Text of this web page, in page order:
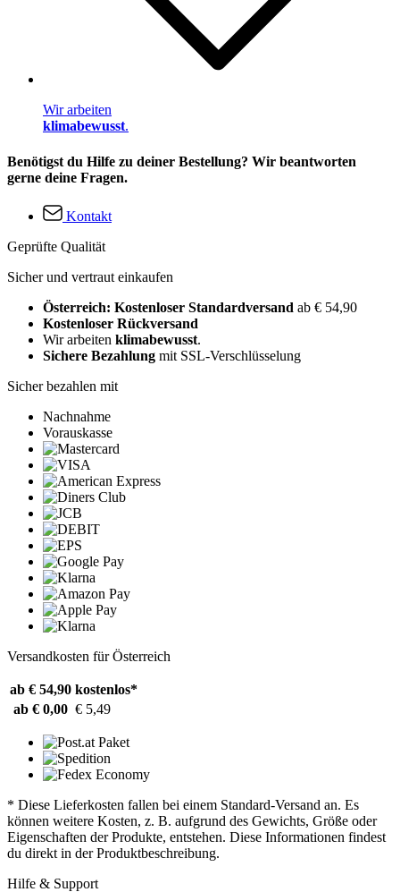
Wir arbeiten
klimabewusst.
Benötigst du Hilfe zu deiner Bestellung? Wir beantworten
gerne deine Fragen.
Kontakt
Geprüfte Qualität
Sicher und vertraut einkaufen
Österreich: Kostenloser Standardversand ab € 54,90
Kostenloser Rückversand
Wir arbeiten klimabewusst.
Sichere Bezahlung mit SSL-Verschlüsselung
Sicher bezahlen mit
Nachnahme
Vorauskasse
Versandkosten für Österreich
ab € 54,90 kostenlos*
ab € 0,00 € 5,49
* Diese Lieferkosten fallen bei einem Standard-Versand an. Es
können weitere Kosten, z. B. aufgrund des Gewichts, Größe oder
Eigenschaften der Produkte, entstehen. Diese Informationen findest
du direkt in der Produktbeschreibung.
Hilfe & Support